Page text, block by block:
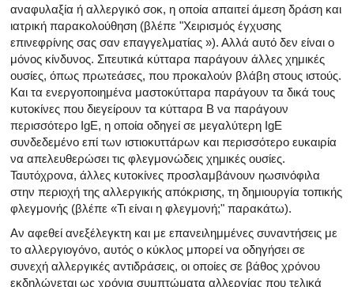
αναφυλαξία ή αλλεργικό σοκ, η οποία απαιτεί άμεση δράση και
ιατρική παρακολούθηση (βλέπε "Χειρισμός έγχυσης
επινεφρίνης σας σαν επαγγελματίας »). Αλλά αυτό δεν είναι ο
μόνος κίνδυνος. Σιτευτικά κύτταρα παράγουν άλλες χημικές
ουσίες, όπως πρωτεάσες, που προκαλούν βλάβη στους ιστούς.
Και τα ενεργοποιημένα μαστοκύτταρα παράγουν τα δικά τους
κυτοκίνες που διεγείρουν τα κύτταρα Β να παράγουν
περισσότερο IgE, η οποία οδηγεί σε μεγαλύτερη IgE
συνδεδεμένο επί των ιστιοκυττάρων και περισσότερο ευκαιρία
να απελευθερώσει τις φλεγμονώδεις χημικές ουσίες.
Ταυτόχρονα, άλλες κυτοκίνες προσλαμβάνουν ηωσινόφιλα
στην περιοχή της αλλεργικής απόκρισης, τη δημιουργία τοπικής
φλεγμονής (βλέπε «Τι είναι η φλεγμονή;" παρακάτω).
Αν αφεθεί ανεξέλεγκτη και με επανειλημμένες συναντήσεις με
το αλλεργιογόνο, αυτός ο κύκλος μπορεί να οδηγήσει σε
συνεχή αλλεργικές αντιδράσεις, οι οποίες σε βάθος χρόνου
εκδηλώνεται ως χρόνια συμπτώματα αλλεργίας που τελικά